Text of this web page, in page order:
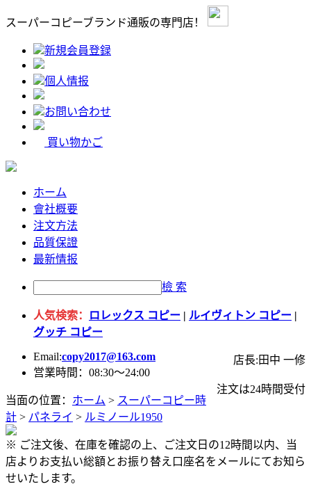
スーパーコピーブランド通販の専門店！
新規会員登録
個人情报
お問い合わせ
買い物かご
ホーム
會社概要
注文方法
品質保證
最新情报
檢 索
人気検索： ロレックス コピー | ルイヴィトン コピー |
グッチ コピー
Email:copy2017@163.com
店長:田中 一修
営業時間：08:30～24:00
注文は24時間受付
当面の位置： ホーム > スーパーコピー時
計 > パネライ > ルミノール1950
※ ご注文後、在庫を確認の上、ご注文日の12時間以内、当
店よりお支払い総額とお振り替え口座名をメールにてお知ら
せいたします。